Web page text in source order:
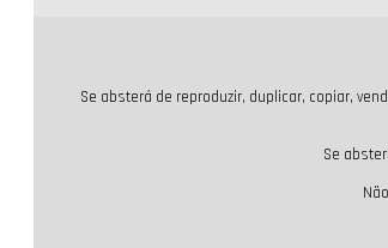
Se absterá de reproduzir, duplicar, copiar,
Se